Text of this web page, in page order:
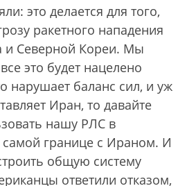
это делается для того,
ракетного нападения
и Северной Кореи. Мы
это будет нацелено
нарушает баланс сил, и уж
Иран, то давайте
нашу РЛС в
границе с Ираном. И
общую систему
ответили отказом,